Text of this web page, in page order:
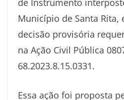
Município de Santa Rita,
decisão provisória
na Ação Civil Pública
68.2023.8.15.0331.
Essa ação foi proposta